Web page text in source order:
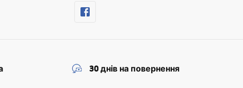
30 днів на повернення